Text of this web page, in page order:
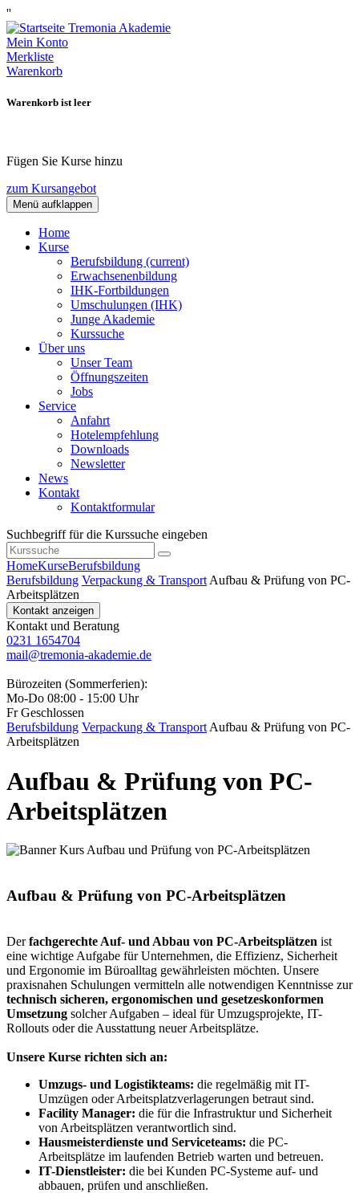
''
Mein Konto
Merkliste
Warenkorb
Warenkorb ist leer
Fügen Sie Kurse hinzu
zum Kursangebot
Menü aufklappen
Home
Kurse
Berufsbildung (current)
Erwachsenenbildung
IHK-Fortbildungen
Umschulungen (IHK)
Junge Akademie
Kurssuche
Über uns
Unser Team
Öffnungszeiten
Jobs
Service
Anfahrt
Hotelempfehlung
Downloads
Newsletter
News
Kontakt
Kontaktformular
Suchbegriff für die Kurssuche eingeben
HomeKurseBerufsbildung
Berufsbildung Verpackung & Transport Aufbau & Prüfung von PC-
Arbeitsplätzen
Kontakt anzeigen
Kontakt und Beratung
0231 1654704
mail@tremonia-akademie.de
Bürozeiten (Sommerferien):
Mo-Do 08:00 - 15:00 Uhr
Fr Geschlossen
Berufsbildung Verpackung & Transport Aufbau & Prüfung von PC-
Arbeitsplätzen
Aufbau & Prüfung von PC-
Arbeitsplätzen
Aufbau & Prüfung von PC-Arbeitsplätzen
Derfachgerechte Auf- und Abbau von PC-Arbeitsplätzen ist
eine wichtige Aufgabe für Unternehmen, die Effizienz, Sicherheit
und Ergonomie im Büroalltag gewährleisten möchten. Unsere
praxisnahen Schulungen vermitteln alle notwendigen Kenntnisse zur
technisch sicheren, ergonomischen und gesetzeskonformen
Umsetzung solcher Aufgaben – ideal für Umzugsprojekte, IT-
Rollouts oder die Ausstattung neuer Arbeitsplätze.
Unsere Kurse richten sich an:
Umzugs- und Logistikteams: die regelmäßig mit IT-
Umzügen oder Arbeitsplatzverlagerungen betraut sind.
Facility Manager: die für die Infrastruktur und Sicherheit
von Arbeitsplätzen verantwortlich sind.
Hausmeisterdienste und Serviceteams: die PC-
Arbeitsplätze im laufenden Betrieb warten und betreuen.
IT-Dienstleister: die bei Kunden PC-Systeme auf- und
abbauen, prüfen und anschließen.